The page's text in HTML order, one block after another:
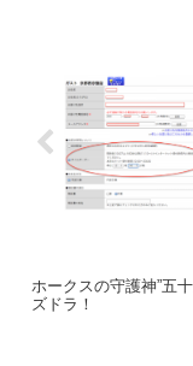
ホークスの守護神”五
ズドラ！